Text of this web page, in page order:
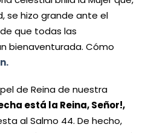
se hizo grande ante el
que todas las
bienaventurada. Cómo
de Reina de nuestra
está la Reina, Señor!,
al Salmo 44. De hecho,